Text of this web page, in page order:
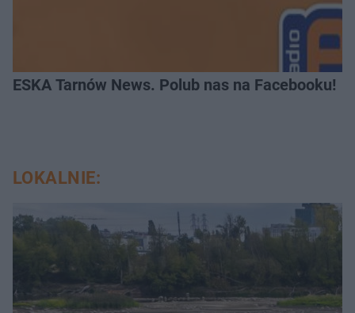
ESKA Tarnów News. Polub nas na Facebooku!
LOKALNIE: